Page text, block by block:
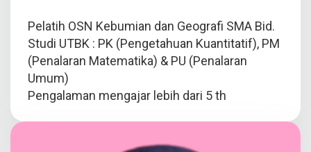
Pelatih OSN Kebumian dan Geografi SMA Bid.
Studi UTBK : PK (Pengetahuan Kuantitatif), PM
(Penalaran Matematika) & PU (Penalaran
Umum)
Pengalaman mengajar lebih dari 5 th